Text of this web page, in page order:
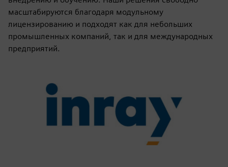
масштабируются благодаря модульному
лицензированию и подходят как для небольших
промышленных компаний, так и для международных
предприятий.